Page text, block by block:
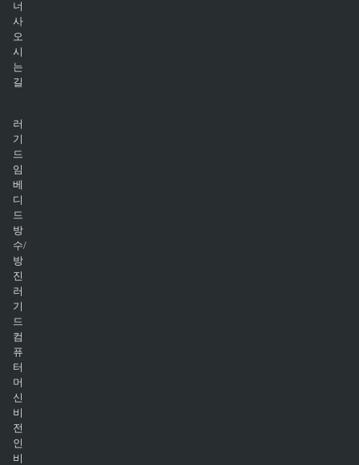
너
사
오
시
는
길
러
기
드
임
베
디
드
방
수/
방
진
러
기
드
컴
퓨
터
머
신
비
전
인
비